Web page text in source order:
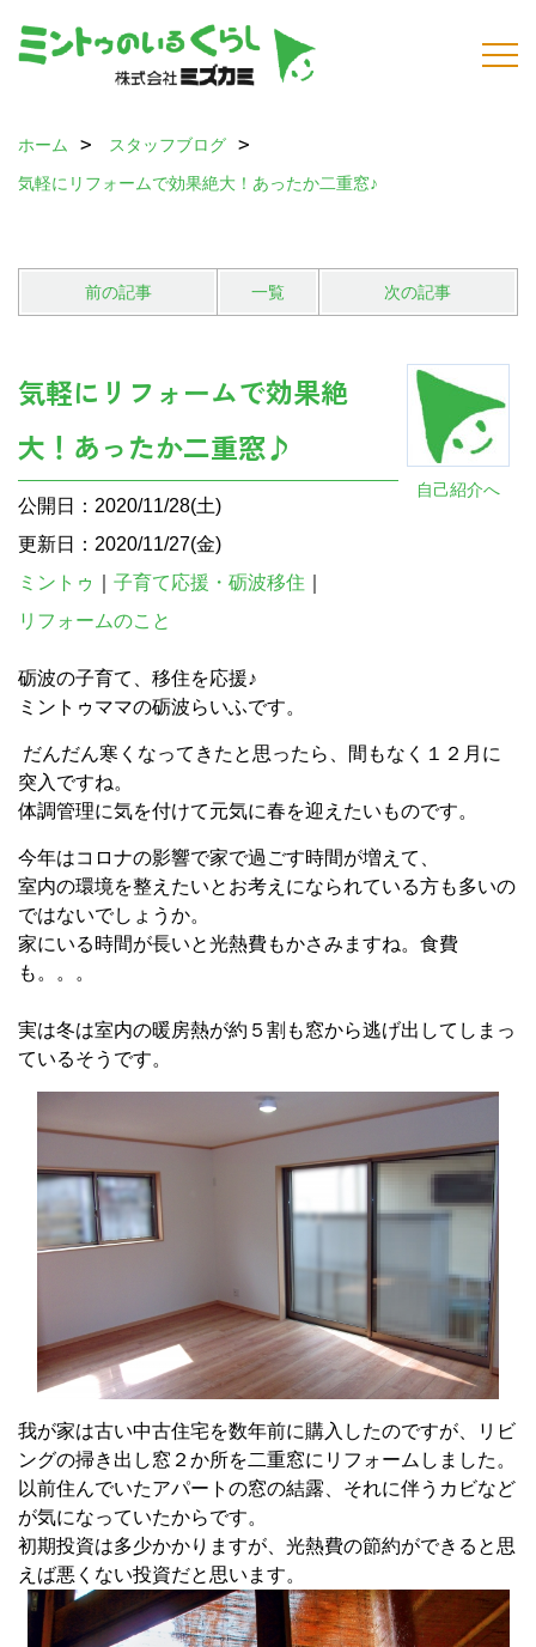
ホーム
スタッフブログ
気軽にリフォームで効果絶大！あったか二重窓♪
前の記事 一覧 次の記事
自己紹介へ
気軽にリフォームで効果絶
大！あったか二重窓♪
公開日：2020/11/28(土)
更新日：2020/11/27(金)
ミントゥ
子育て応援・砺波移住
リフォームのこと
砺波の子育て、移住を応援♪
ミントゥママの砺波らいふです。
だんだん寒くなってきたと思ったら、間もなく１２月に
突入ですね。
体調管理に気を付けて元気に春を迎えたいものです。
今年はコロナの影響で家で過ごす時間が増えて、
室内の環境を整えたいとお考えになられている方も多いの
ではないでしょうか。
家にいる時間が長いと光熱費もかさみますね。食費
も。。。
実は冬は室内の暖房熱が約５割も窓から逃げ出してしまっ
ているそうです。
我が家は古い中古住宅を数年前に購入したのですが、リビ
ングの掃き出し窓２か所を二重窓にリフォームしました。
以前住んでいたアパートの窓の結露、それに伴うカビなど
が気になっていたからです。
初期投資は多少かかりますが、光熱費の節約ができると思
えば悪くない投資だと思います。